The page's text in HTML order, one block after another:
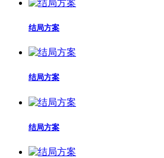
结局方案
结局方案
结局方案